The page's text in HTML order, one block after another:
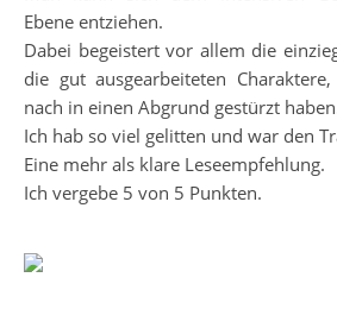
Ebene entziehen.
Dabei begeistert vor allem die
die gut ausgearbeiteten
nach in einen Abgrund gestürzt
Ich hab so viel gelitten und war den
Eine mehr als klare Leseempfehlung.
Ich vergebe 5 von 5 Punkten.